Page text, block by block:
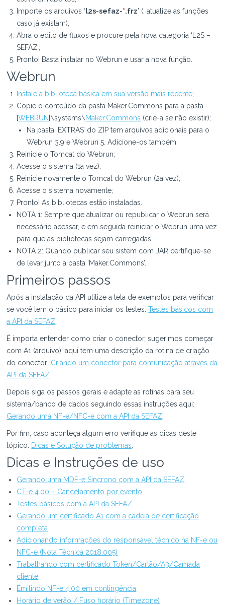
Importe os arquivos ‘ l2s-sefaz-*.frz’ (, atualize as funções
caso já existam);
Abra o edito de fluxos e procure pela nova categoria ‘L2S –
SEFAZ’;
Pronto! Basta instalar no Webrun e usar a nova função.
Webrun
Instale a biblioteca básica em sua versão mais recente;
Copie o conteúdo da pasta Maker.Commons para a pasta
[WEBRUN]\systems\Maker.Commons (crie-a se não existir);
Na pasta ‘EXTRAS’ do ZIP tem arquivos adicionais para o
Webrun 3.9 e Webrun 5. Adicione-os também.
Reinicie o Tomcat do Webrun;
Acesse o sistema (1a vez);
Reinicie novamente o Tomcat do Webrun (2a vez);
Acesse o sistema novamente;
Pronto! As bibliotecas estão instaladas.
NOTA 1: Sempre que atualizar ou republicar o Webrun será
necessário acessar, e em seguida reiniciar o Webrun uma vez
para que as bibliotecas sejam carregadas.
NOTA 2: Quando publicar seu sistem com JAR certifique-se
de levar junto a pasta ‘Maker.Commons’.
Primeiros passos
Após a instalação da API utilize a tela de exemplos para verificar
se você tem o básico para iniciar os testes:Testes básicos com
a API da SEFAZ
É importa entender como criar o conector, sugerimos começar
com A1 (arquivo), aqui tem uma descrição da rotina de criação
do conector: Criando um conector para comunicação através da
API da SEFAZ
Depois siga os passos gerais e adapte as rotinas para seu
sistema/banco de dados seguindo essas instruções aqui:
Gerando uma NF-e/NFC-e com a API da SEFAZ
Por fim, caso aconteça algum erro verifique as dicas deste
tópico: Dicas e Solução de problemas
Dicas e Instruções de uso
Gerando uma MDF-e Síncrono com a API da SEFAZ
CT-e 4.00 – Cancelamento por evento
Testes básicos com a API da SEFAZ
Gerando um certificado A1 com a cadeia de certificação
completa
Adicionando informações do responsável técnico na NF-e ou
NFC-e (Nota Técnica 2018.005)
Trabalhando com certificado Token/Cartão/A3/Camada
cliente
Emitindo NF-e 4.00 em contingência
Horário de verão / Fuso horário (Timezone)